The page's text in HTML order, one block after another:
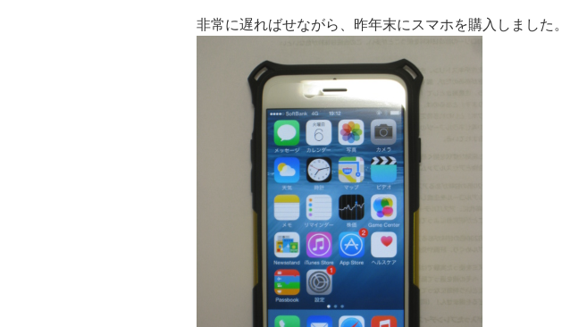
非常に遅ればせながら、昨年末にスマホを購入しました。